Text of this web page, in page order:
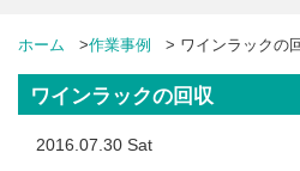
ホーム >作業事例 > ワインラックの
ワインラックの回収
2016.07.30 Sat